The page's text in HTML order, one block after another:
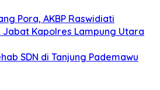
Pora, AKBP Raswidiati
Jabat Kapolres Lampung Utara
SDN di Tanjung Pademawu